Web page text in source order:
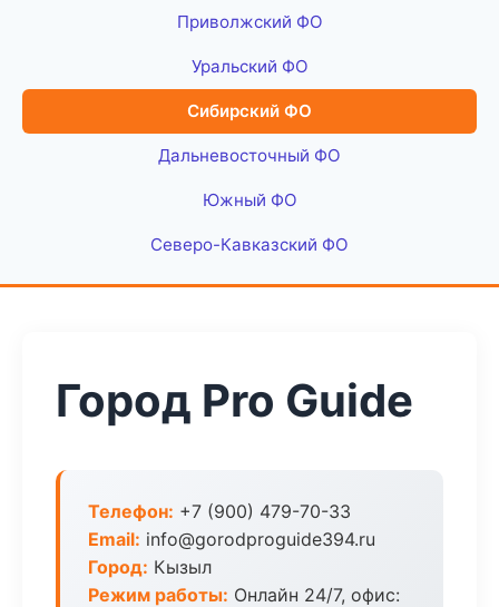
Приволжский ФО
Уральский ФО
Сибирский ФО
Дальневосточный ФО
Южный ФО
Северо-Кавказский ФО
Город Pro Guide
Телефон: +7 (900) 479-70-33
Email: info@gorodproguide394.ru
Город: Кызыл
Режим работы: Онлайн 24/7, офис: